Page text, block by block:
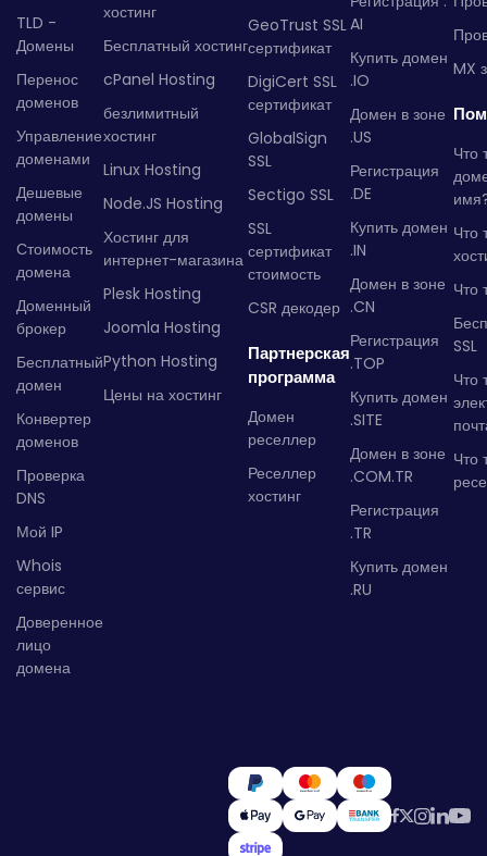
TLD -
Домены
Перенос
доменов
Управление
доменами
Дешевые
домены
Стоимость
домена
Доменный
брокер
Бесплатный
домен
Конвертер
доменов
Проверка
DNS
Мой IP
Whois
сервис
Доверенное
лицо
домена
хостинг
Бесплатный хостинг
cPanel Hosting
безлимитный
хостинг
Linux Hosting
Node.JS Hosting
Хостинг для
интернет-магазина
Plesk Hosting
Joomla Hosting
Python Hosting
Цены на хостинг
GeoTrust SSL
сертификат
DigiCert SSL
сертификат
GlobalSign
SSL
Sectigo SSL
SSL
сертификат
стоимость
CSR декодер
Партнерская
программа
Домен
реселлер
Реселлер
хостинг
AI
Купить домен
.IO
Домен в зоне
.US
Регистрация
.DE
Купить домен
.IN
Домен в зоне
.CN
Регистрация
.TOP
Купить домен
.SITE
Домен в зоне
.COM.TR
Регистрация
.TR
Купить домен
.RU
MX
Что
Что
Что
SSL
Что
Что